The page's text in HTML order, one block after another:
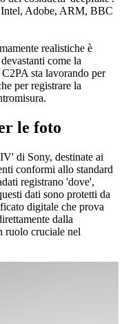
Adobe, ARM, BBC
realistiche è
come la
sta lavorando per
per registrare la
le foto
di Sony, destinate ai
conformi allo standard
registrano 'dove',
dati sono protetti da
digitale che prova
dalla
ruolo cruciale nel